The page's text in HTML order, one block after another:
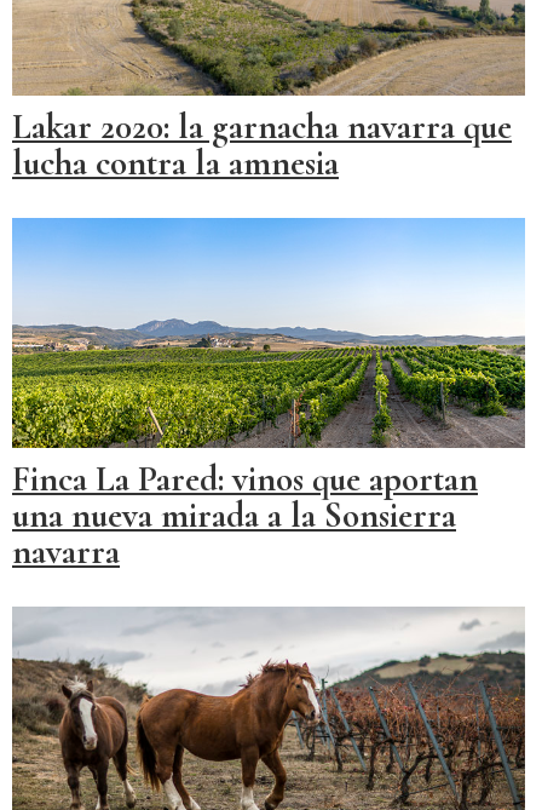
Lakar 2020: la garnacha navarra que
lucha contra la amnesia
Finca La Pared: vinos que aportan
una nueva mirada a la Sonsierra
navarra